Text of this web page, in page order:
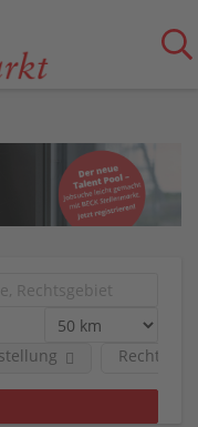
Rechts-/